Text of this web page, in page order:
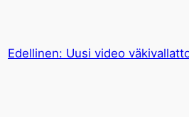
Edellinen: Uusi video